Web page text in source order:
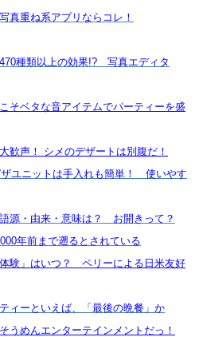
真重ね系アプリならコレ！
種類以上の効果!? 写真エディタ
そベタな音アイテムでパーティーを盛
歓声！ シメのデザートは別腹だ！
ユニットは手入れも簡単！ 使いやす
源・由来・意味は？ お開きって？
年前まで遡るとされている
験」はいつ？ ペリーによる日米友好
ィーといえば、「最後の晩餐」か
めんエンターテインメントだっ！